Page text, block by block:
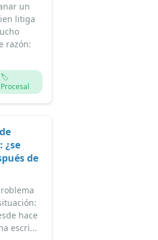
un
litiga
razón:
🏷️
Procesal
¿se
de
hace
escri...